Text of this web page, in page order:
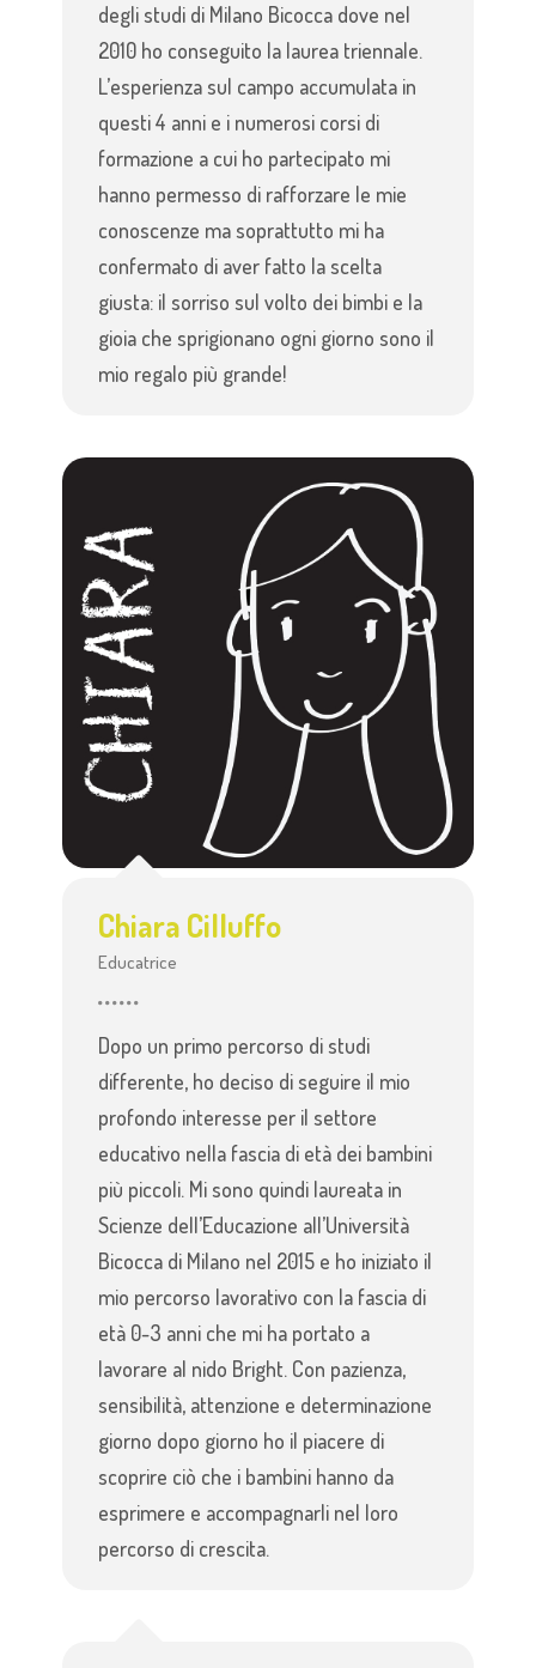
degli studi di Milano Bicocca dove nel
2010 ho conseguito la laurea triennale.
L’esperienza sul campo accumulata in
questi 4 anni e i numerosi corsi di
formazione a cui ho partecipato mi
hanno permesso di rafforzare le mie
conoscenze ma soprattutto mi ha
confermato di aver fatto la scelta
giusta: il sorriso sul volto dei bimbi e la
gioia che sprigionano ogni giorno sono il
mio regalo più grande!
Chiara Cilluffo
Educatrice
Dopo un primo percorso di studi
differente, ho deciso di seguire il mio
profondo interesse per il settore
educativo nella fascia di età dei bambini
più piccoli. Mi sono quindi laureata in
Scienze dell’Educazione all’Università
Bicocca di Milano nel 2015 e ho iniziato il
mio percorso lavorativo con la fascia di
età 0-3 anni che mi ha portato a
lavorare al nido Bright. Con pazienza,
sensibilità, attenzione e determinazione
giorno dopo giorno ho il piacere di
scoprire ciò che i bambini hanno da
esprimere e accompagnarli nel loro
percorso di crescita.